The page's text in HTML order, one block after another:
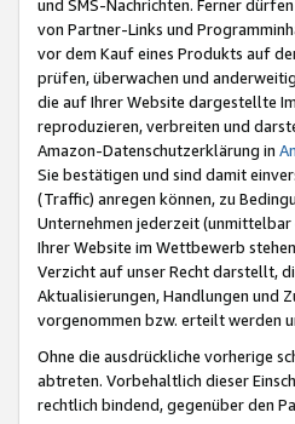
und SMS-Nachrichten. Ferner
von Partner-Links und
vor dem Kauf eines Produkts auf
prüfen, überwachen und
die auf Ihrer Website dargestellte
reproduzieren, verbreiten und
Amazon-Datenschutzerklärung in
Sie bestätigen und sind damit
(Traffic) anregen können, zu
Unternehmen jederzeit
Ihrer Website im Wettbewerb
Verzicht auf unser Recht darstellt,
Aktualisierungen, Handlungen und
vorgenommen bzw. erteilt werden
Ohne die ausdrückliche vorherige
abtreten. Vorbehaltlich dieser
rechtlich bindend, gegenüber den